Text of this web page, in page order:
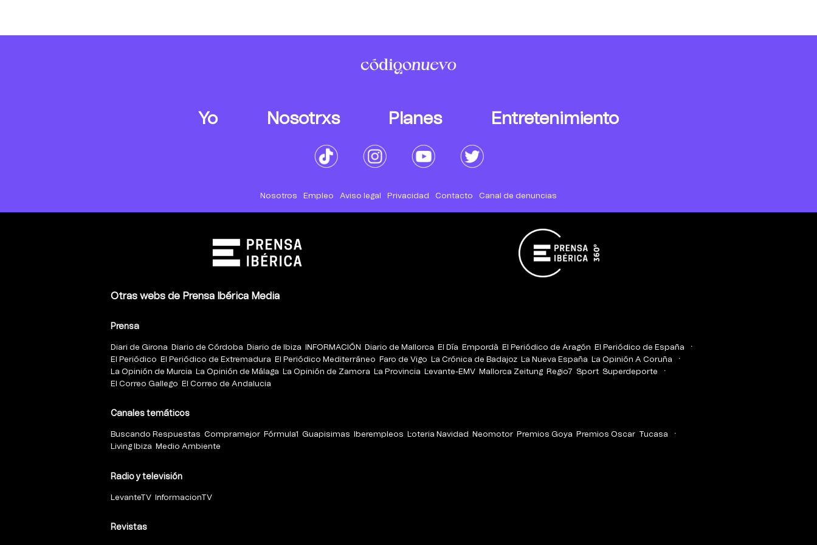
Yo Nosotrxs Planes Entretenimiento
Nosotros Empleo Aviso legal Privacidad Contacto Canal de denuncias
Otras webs de Prensa Ibérica Media
Prensa
Diari de Girona Diario de Córdoba Diario de Ibiza INFORMACIÓN Diario de Mallorca El Día Empordà El Periódico de Aragón
El Periódico de España
El Periódico
El Periódico de Extremadura El Periódico Mediterráneo Faro de Vigo La Crónica de Badajoz La Nueva España
La Opinión A Coruña
La Opinión de Murcia
La Opinión de Málaga La Opinión de Zamora La Provincia Levante-EMV Mallorca Zeitung Regio7 Sport Superdeporte
El Correo Gallego
El Correo de Andalucia
Canales temáticos
Buscando Respuestas Compramejor Fórmula1 Guapisimas Iberempleos Loteria Navidad Neomotor Premios Goya Premios Oscar
Tucasa
Living Ibiza
Medio Ambiente
Radio y televisión
LevanteTV InformacionTV
Revistas